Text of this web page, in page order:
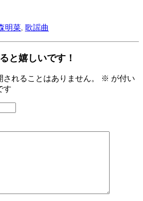
明菜, 歌謡曲
と嬉しいです！
れることはありません。 ※ が付い
す